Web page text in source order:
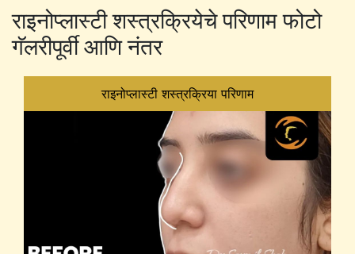
राइनोप्लास्टी शस्त्रक्रियेचे परिणाम फोटो
गॅलरीपूर्वी आणि नंतर
राइनोप्लास्टी शस्त्रक्रिया परिणाम